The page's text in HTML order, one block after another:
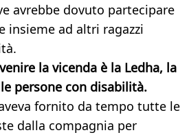
avrebbe dovuto partecipare
insieme ad altri ragazzi
la vicenda è la Ledha, la
persone con disabilità.
fornito da tempo tutte le
dalla compagnia per